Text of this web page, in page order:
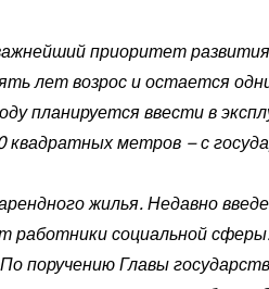
приоритет
лет возрос и остается
планируется ввести в
квадратных метров – с
жилья. Недавно
работники социальной
поручению Главы